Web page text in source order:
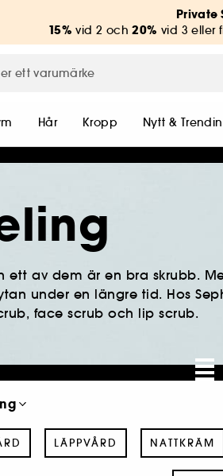
Private
15% vid 2 och20% vid 3 eller
Hår Kropp Nytt &
av dem är en bra skrubb.
under en längre tid. Hos
face scrub och lip scrub.
LÄPPVÅRD NATTKRÄM